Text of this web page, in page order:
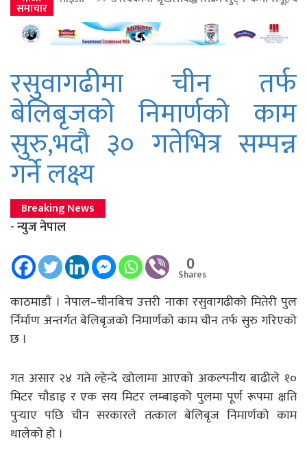
समाचार
रसुवागढीमा चीन तर्फ
बेलिबृजको निमार्णको काम
सुरु,भदौ ३० गतेभित्र सम्पन्न
गर्ने लक्ष्य
Breaking News
- न्युज नेपाल
0
Shares
काठमाडाैं । नेपाल–चीनबिच उत्तरी नाका रसुवागढीको मितेरी पुल
र्निर्माण अन्तर्गत बेलिबृजको निमार्णको काम चीन तर्फ सुरु गरिएको
छ ।
गत असार २४ गते ल्हेन्दे खोलामा आएको अकल्पनीय बाढीले १०
मिटर चौडाइ र एक सय मिटर लम्बाइको पुलमा पूर्ण रूपमा क्षति
पुर्‍याए पछि चीन सरकारले तत्काल बेलिबृज निमार्णको काम
थालेको हो ।